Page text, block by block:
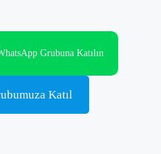
Grubuna Katılın
Katıl